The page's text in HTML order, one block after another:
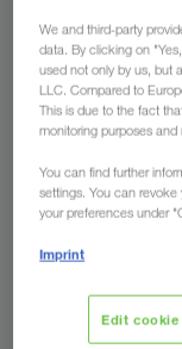
Holland
Naar
Land
Nu aanvragen
We and third-party
data. By clicking on
used not only by us, but
LLC. Compared to
This is due to the fact
monitoring purposes and
You can find further
settings. You can
your preferences under
Imprint
Edit